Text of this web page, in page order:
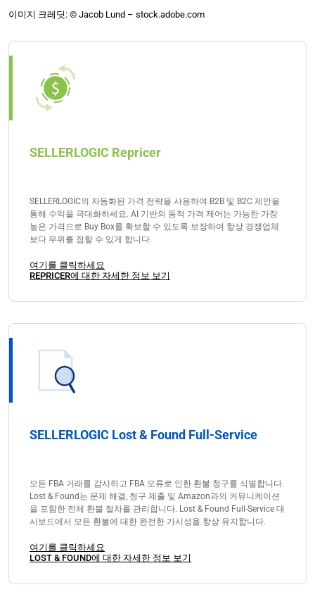
고, 쿠폰 및 PPC 광고로 출시하며, 초기 리뷰를 수집하
우 LLC가 이상적입니다) 그리고 성장을 스마트하게 추
Flippa 및 FE International과 같은 플랫폼에서 구매할
익 통찰력 및 이전 과정 중 지원을 제공합니다. 기존
FBA 브랜드를 구매하면 시작 단계는 건너뛸 수 있지만,
가격이 수만 달러에서 수백만 달러에 이르는 경우가 많
으므로 상당한 투자를 할 준비를 하세요.
이미지 크레딧: © Jacob Lund – stock.adobe.com
SELLERLOGIC Repricer
SELLERLOGIC의 자동화된 가격 전략을 사용하여 B2B 및 B2C 제안을
통해 수익을 극대화하세요. AI 기반의 동적 가격 제어는 가능한 가장
높은 가격으로 Buy Box를 확보할 수 있도록 보장하여 항상 경쟁업체
보다 우위를 점할 수 있게 합니다.
여기를 클릭하세요
REPRICER에 대한 자세한 정보 보기
SELLERLOGIC Lost & Found Full-Service
모든 FBA 거래를 감사하고 FBA 오류로 인한 환불 청구를 식별합니다.
Lost & Found는 문제 해결, 청구 제출 및 Amazon과의 커뮤니케이션
을 포함한 전체 환불 절차를 관리합니다. Lost & Found Full-Service 대
시보드에서 모든 환불에 대한 완전한 가시성을 항상 유지합니다.
여기를 클릭하세요
LOST & FOUND에 대한 자세한 정보 보기